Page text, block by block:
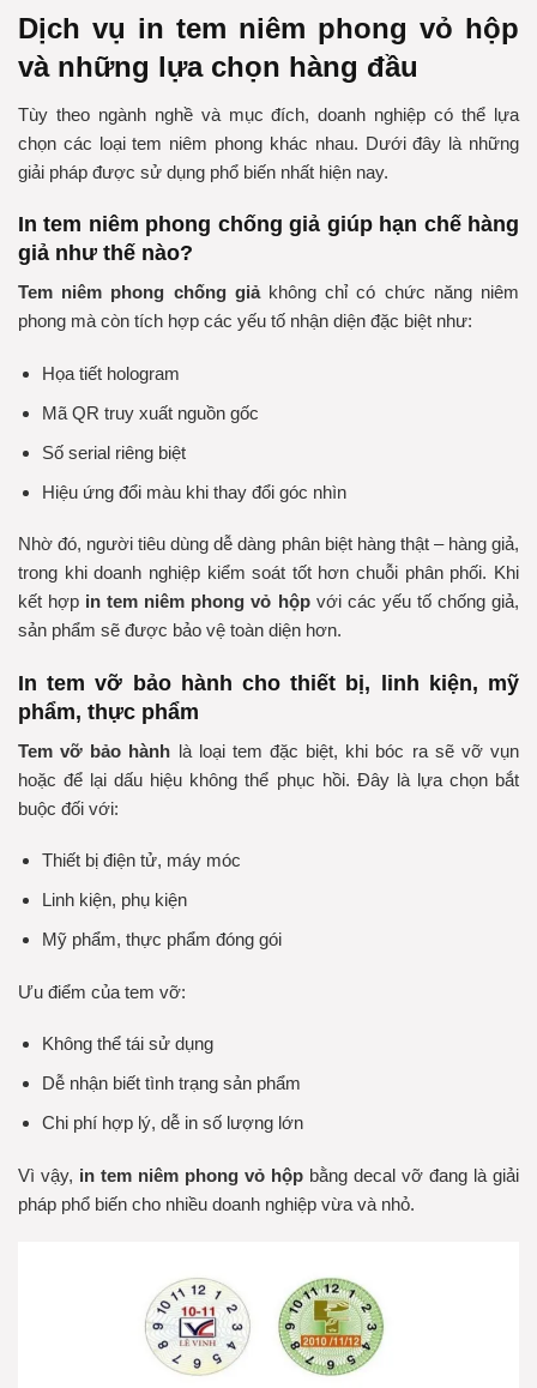
Dịch vụ in tem niêm phong vỏ hộp
và những lựa chọn hàng đầu
Tùy theo ngành nghề và mục đích, doanh nghiệp có thể lựa
chọn các loại tem niêm phong khác nhau. Dưới đây là những
giải pháp được sử dụng phổ biến nhất hiện nay.
In tem niêm phong chống giả giúp hạn chế hàng
giả như thế nào?
Tem niêm phong chống giảkhông chỉ có chức năng niêm
phong mà còn tích hợp các yếu tố nhận diện đặc biệt như:
Họa tiết hologram
Mã QR truy xuất nguồn gốc
Số serial riêng biệt
Hiệu ứng đổi màu khi thay đổi góc nhìn
Nhờ đó, người tiêu dùng dễ dàng phân biệt hàng thật – hàng giả,
trong khi doanh nghiệp kiểm soát tốt hơn chuỗi phân phối. Khi
kết hợp in tem niêm phong vỏ hộpvới các yếu tố chống giả,
sản phẩm sẽ được bảo vệ toàn diện hơn.
In tem vỡ bảo hành cho thiết bị, linh kiện, mỹ
phẩm, thực phẩm
Tem vỡ bảo hành là loại tem đặc biệt, khi bóc ra sẽ vỡ vụn
hoặc để lại dấu hiệu không thể phục hồi. Đây là lựa chọn bắt
buộc đối với:
Thiết bị điện tử, máy móc
Linh kiện, phụ kiện
Mỹ phẩm, thực phẩm đóng gói
Ưu điểm của tem vỡ:
Không thể tái sử dụng
Dễ nhận biết tình trạng sản phẩm
Chi phí hợp lý, dễ in số lượng lớn
Vì vậy, in tem niêm phong vỏ hộp bằng decal vỡ đang là giải
pháp phổ biến cho nhiều doanh nghiệp vừa và nhỏ.